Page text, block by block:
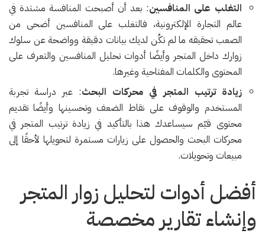
التغلب على المنافسين: بعد أن أصبحت المنافسة مشتدة في
عالم التجارة الإلكترونية، فالتغلب على المنافسين أضحى من
الصعب تحقيقه ما لم تكُن لديك بيانات دقيقة وواضحة عن سلوك
زوارك داخل المتجر وأيضًا أدوات تحليل المنافسين والتعرف على
المحتوى والكلمات المفتاحية وغيرها.
زيادة ترتيب المتجر في محركات البحث: عبر دراسة تجربة
المستخدم والوقوف على نقاط الضعف وتحسينها وأيضًا تقديم
محتوى قيّم سيساعدك هذا بالتأكيد في زيادة ترتيب المتجر في
محركات البحث والحصول على زيارات مستمرة لتحويلها لأحقًا إلى
مبيعات وتحويلات.
أفضل أدوات لتحليل زوار المتجر
وإنشاء تقارير مخصصة